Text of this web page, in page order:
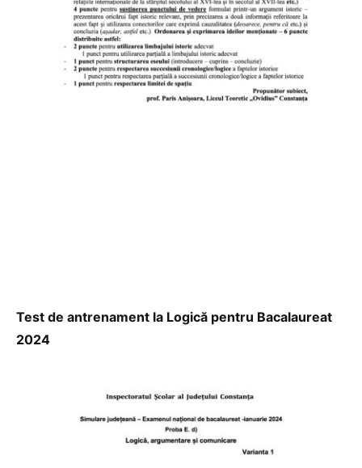
Test de antrenament la Logică pentru Bacalaureat
2024